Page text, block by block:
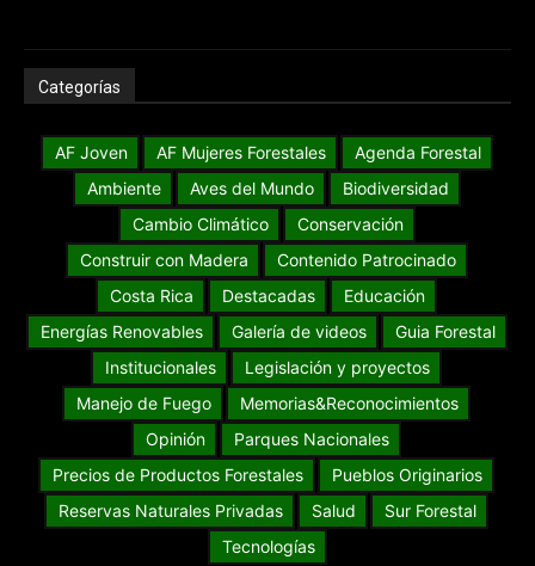
Categorías
AF Joven AF Mujeres Forestales
Agenda Forestal
Ambiente
Aves del Mundo
Biodiversidad
Cambio Climático
Conservación
Construir con Madera
Contenido Patrocinado
Costa Rica
Destacadas
Educación
Energías Renovables
Galería de videos
Guia Forestal
Institucionales
Legislación y proyectos
Manejo de Fuego
Memorias&Reconocimientos
Opinión
Parques Nacionales
Precios de Productos Forestales
Pueblos Originarios
Reservas Naturales Privadas
Salud
Sur Forestal
Tecnologías